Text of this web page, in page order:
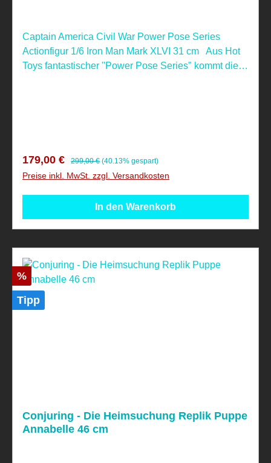
Captain America Civil War Power Pose Series
Actionfigur 1/6 Iron Man Mark XLVI 31 cm Aus Hot
Toys fantastischer "Power Pose Series" kommt diese
für Kinder unter 4 Jahren, aufgrund verschluckbarer
Kleinteile! Dieser Artikel ist ein Sammelartikel und
kein Spielzeug und somit nur für Erwachsene
geeignet!
Verkaufspreis:
179,00 € Regulärer Preis:
299,00 € (40.13% gespart)
Preise inkl. MwSt. zzgl. Versandkosten
In den Warenkorb
Rabatt
%
Tipp
Conjuring - Die Heimsuchung Replik Puppe
Annabelle 46 cm